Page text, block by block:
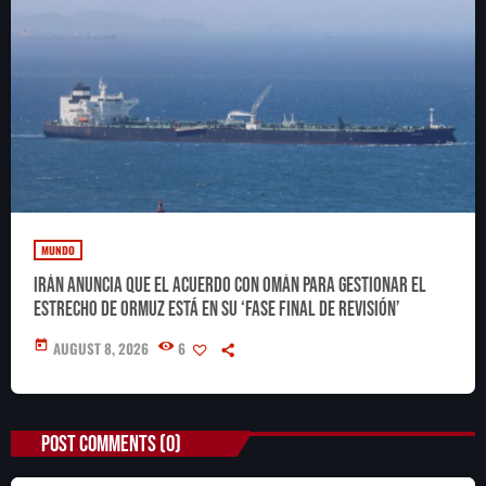
MUNDO
Irán anuncia que el acuerdo con Omán para gestionar el
estrecho de Ormuz está en su ‘fase final de revisión’
today AUGUST 8, 2026 6
POST COMMENTS (0)